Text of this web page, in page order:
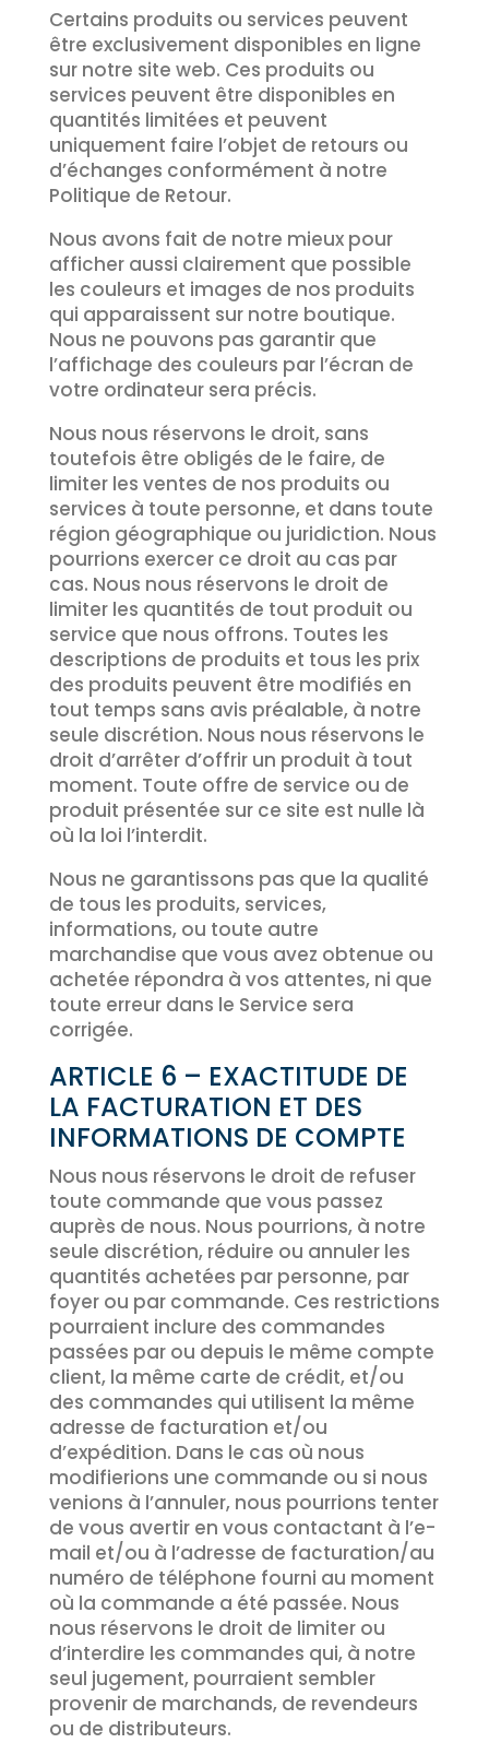
Certains produits ou services peuvent
être exclusivement disponibles en ligne
sur notre site web. Ces produits ou
services peuvent être disponibles en
quantités limitées et peuvent
uniquement faire l’objet de retours ou
d’échanges conformément à notre
Politique de Retour.
Nous avons fait de notre mieux pour
afficher aussi clairement que possible
les couleurs et images de nos produits
qui apparaissent sur notre boutique.
Nous ne pouvons pas garantir que
l’affichage des couleurs par l’écran de
votre ordinateur sera précis.
Nous nous réservons le droit, sans
toutefois être obligés de le faire, de
limiter les ventes de nos produits ou
services à toute personne, et dans toute
région géographique ou juridiction. Nous
pourrions exercer ce droit au cas par
cas. Nous nous réservons le droit de
limiter les quantités de tout produit ou
service que nous offrons. Toutes les
descriptions de produits et tous les prix
des produits peuvent être modifiés en
tout temps sans avis préalable, à notre
seule discrétion. Nous nous réservons le
droit d’arrêter d’offrir un produit à tout
moment. Toute offre de service ou de
produit présentée sur ce site est nulle là
où la loi l’interdit.
Nous ne garantissons pas que la qualité
de tous les produits, services,
informations, ou toute autre
marchandise que vous avez obtenue ou
achetée répondra à vos attentes, ni que
toute erreur dans le Service sera
corrigée.
ARTICLE 6 – EXACTITUDE DE
LA FACTURATION ET DES
INFORMATIONS DE COMPTE
Nous nous réservons le droit de refuser
toute commande que vous passez
auprès de nous. Nous pourrions, à notre
seule discrétion, réduire ou annuler les
quantités achetées par personne, par
foyer ou par commande. Ces restrictions
pourraient inclure des commandes
passées par ou depuis le même compte
client, la même carte de crédit, et/ou
des commandes qui utilisent la même
adresse de facturation et/ou
d’expédition. Dans le cas où nous
modifierions une commande ou si nous
venions à l’annuler, nous pourrions tenter
de vous avertir en vous contactant à l’e-
mail et/ou à l’adresse de facturation/au
numéro de téléphone fourni au moment
où la commande a été passée. Nous
nous réservons le droit de limiter ou
d’interdire les commandes qui, à notre
seul jugement, pourraient sembler
provenir de marchands, de revendeurs
ou de distributeurs.